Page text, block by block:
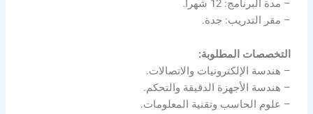
– مدة البرنامج: 12 شهراً.
– مقر التدريب: جدة.
التخصصات المطلوبة:
– هندسة الإلكترونيات والاتصالات.
– هندسة الأجهزة الدقيقة والتحكم.
– علوم الحاسب وتقنية المعلومات.